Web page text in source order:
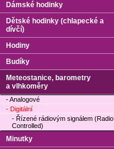
Dámské hodinky
Dětské hodinky (chlapecké a
dívčí)
Hodiny
Budíky
Meteostanice, barometry
a vlhkoměry
- Analogové
- Digitální
- Řízené rádiovým signálem (Radio
Controlled)
Minutky